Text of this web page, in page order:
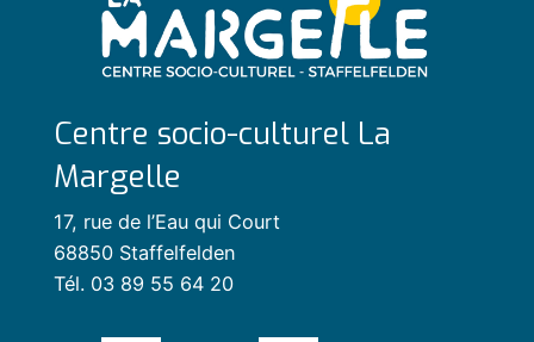
Centre socio-culturel La
Margelle
17, rue de l’Eau qui Court
68850 Staffelfelden
Tél. 03 89 55 64 20